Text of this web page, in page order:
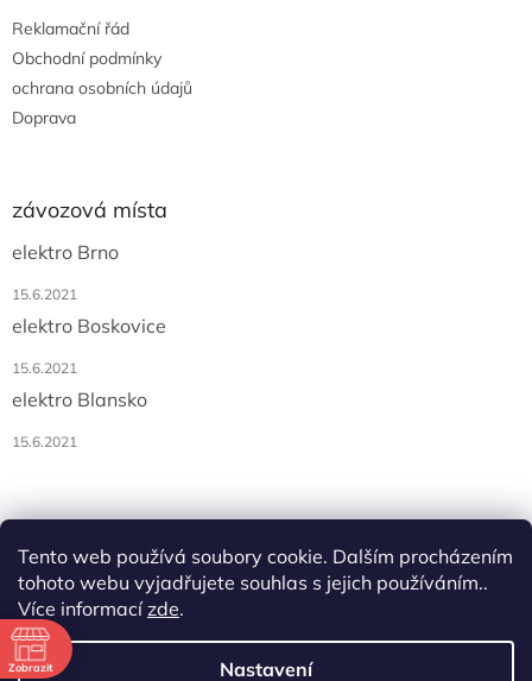
Tento web používá soubory cookie. Dalším procházením
tohoto webu vyjadřujete souhlas s jejich používáním..
Více informacízde.
Nastavení
Reklamační řád
Obchodní podmínky
ochrana osobních údajů
Doprava
závozová místa
elektro Brno
15.6.2021
elektro Boskovice
15.6.2021
elektro Blansko
15.6.2021
Vytvořil Shoptet
Zobrazit